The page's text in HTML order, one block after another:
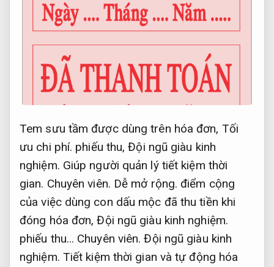
Tem sưu tầm được dùng trên hóa đơn, Tối
ưu chi phí. phiếu thu,Đội ngũ giàu kinh
nghiệm. Giúp người quản lý tiết kiệm thời
gian. Chuyên viên. Dễ mở rộng. điểm cộng
của việc dùng con dấu mộc đã thu tiền khi
đóng hóa đơn,Đội ngũ giàu kinh nghiệm.
phiếu thu… Chuyên viên. Đội ngũ giàu kinh
nghiệm. Tiết kiệm thời gian và tự động hóa